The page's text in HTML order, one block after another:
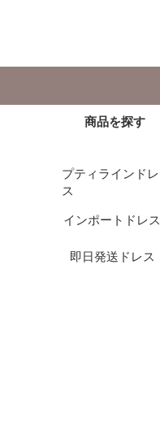
商品を探す
プティラインドレ
ス
インポートドレス
即日発送ドレス